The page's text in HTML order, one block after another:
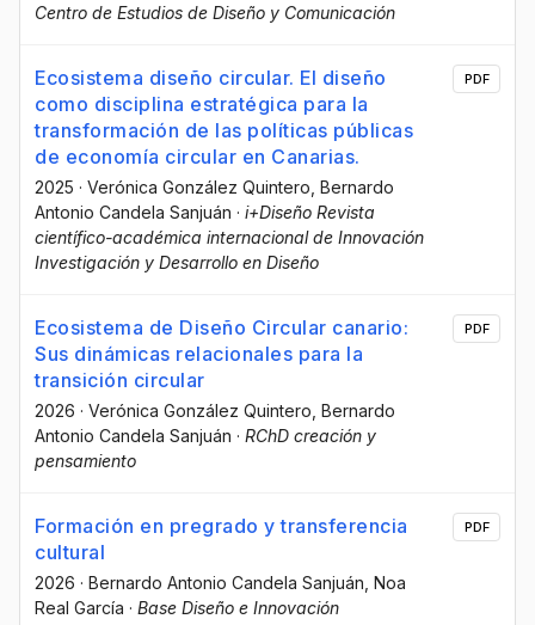
Centro de Estudios de Diseño y Comunicación
Ecosistema diseño circular. El diseño
como disciplina estratégica para la
transformación de las políticas públicas
de economía circular en Canarias.
2025 · Verónica González Quintero , Bernardo
Antonio Candela Sanjuán · i+Diseño Revista
científico-académica internacional de Innovación
Investigación y Desarrollo en Diseño
PDF
Ecosistema de Diseño Circular canario:
Sus dinámicas relacionales para la
transición circular
2026 · Verónica González Quintero , Bernardo
Antonio Candela Sanjuán · RChD creación y
pensamiento
PDF
Formación en pregrado y transferencia
cultural
2026 · Bernardo Antonio Candela Sanjuán , Noa
Real García · Base Diseño e Innovación
PDF